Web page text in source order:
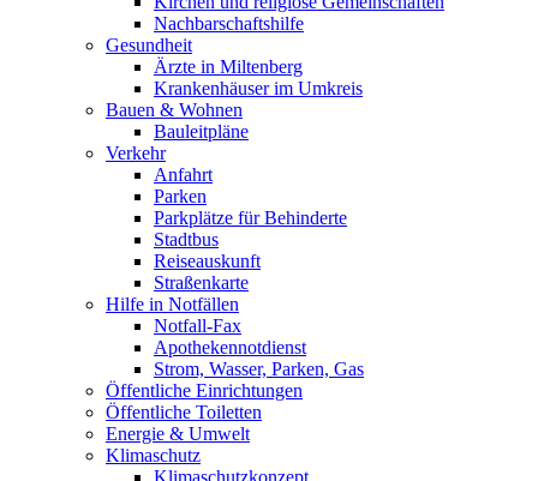
Nachbarschaftshilfe
Gesundheit
Ärzte in Miltenberg
Krankenhäuser im Umkreis
Bauen & Wohnen
Bauleitpläne
Verkehr
Anfahrt
Parken
Parkplätze für Behinderte
Stadtbus
Reiseauskunft
Straßenkarte
Hilfe in Notfällen
Notfall-Fax
Apothekennotdienst
Strom, Wasser, Parken, Gas
Öffentliche Einrichtungen
Öffentliche Toiletten
Energie & Umwelt
Klimaschutz
Klimaschutzkonzept